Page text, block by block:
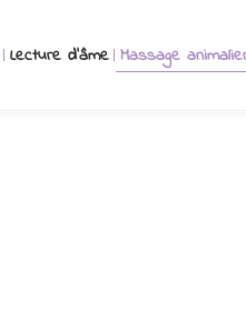
Lecture d’âme Massage